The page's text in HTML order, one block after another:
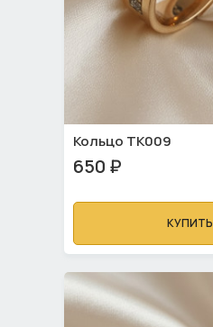
Кольцо ТК009
650 ₽
КУПИТЬ